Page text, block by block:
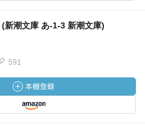
新潮文庫 あ-1-3 新潮文庫)
591